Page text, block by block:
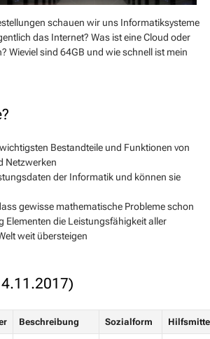
schauen wir uns Informatiksysteme
das Internet? Was ist eine Cloud oder
Wieviel sind 64GB und wie schnell ist mein
Bestandteile und Funktionen von
Netzwerken
der Informatik und können sie
gewisse mathematische Probleme schon
Elementen die Leistungsfähigkeit aller
weit übersteigen
Beschreibung Sozialform